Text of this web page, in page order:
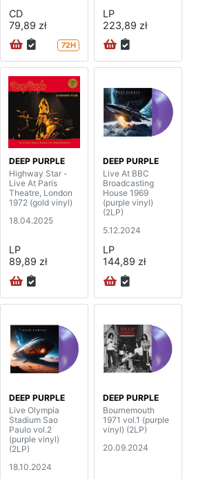
CD
79,89 zł
72H
LP
223,89 zł
DEEP PURPLE
Highway Star -
Live At Paris
Theatre, London
1972 (gold vinyl)
18.04.2025
LP
89,89 zł
DEEP PURPLE
Live At BBC
Broadcasting
House 1969
(purple vinyl)
(2LP)
5.12.2024
LP
144,89 zł
DEEP PURPLE
Live Olympia
Stadium Sao
Paulo vol.2
(purple vinyl)
(2LP)
18.10.2024
DEEP PURPLE
Bournemouth
1971 vol.1 (purple
vinyl) (2LP)
20.09.2024